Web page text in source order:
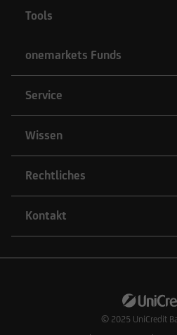
Tools
onemarkets Funds
Service
Wissen
Rechtliches
Kontakt
© 2025 UniCredit